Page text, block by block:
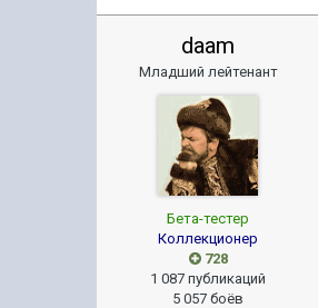
daam
Младший лейтенант
Бета-тестер
Коллекционер
728
1 087 публикаций
5 057 боёв